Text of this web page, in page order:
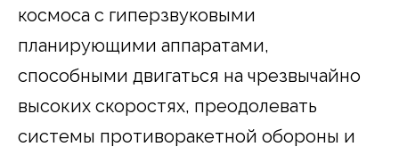
космоса с гиперзвуковыми
планирующими аппаратами,
способными двигаться на чрезвычайно
высоких скоростях, преодолевать
системы противоракетной обороны и